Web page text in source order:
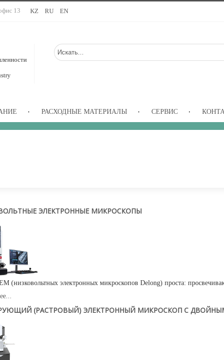
13 KZ RU EN
РАСХОДНЫЕ МАТЕРИАЛЫ СЕРВИС
ЭЛЕКТРОННЫЕ МИКРОСКОПЫ
(низковольтных электронных микроскопов Delong) проста:
(РАСТРОВЫЙ) ЭЛЕКТРОННЫЙ МИКРОСКОП С